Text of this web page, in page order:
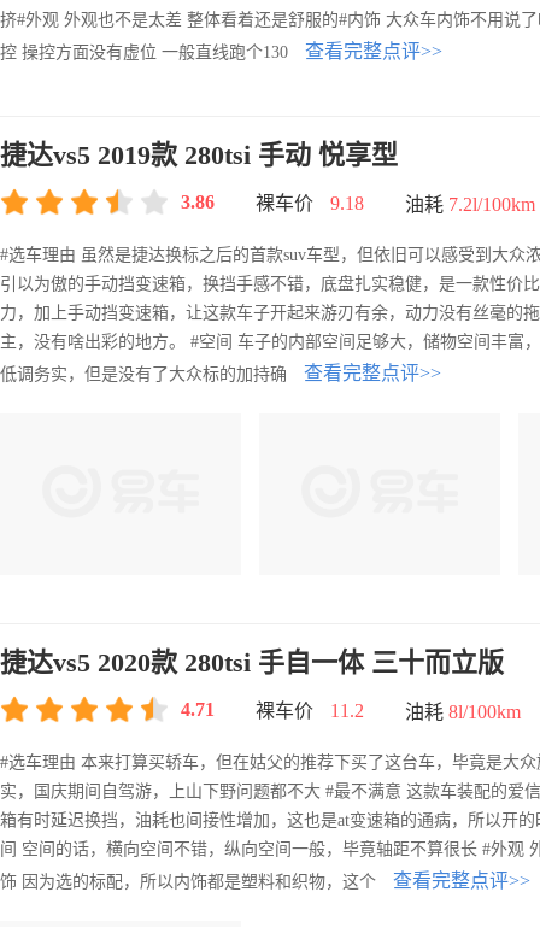
挤#外观 外观也不是太差 整体看着还是舒服的#内饰 大众车内饰不用说
控 操控方面没有虚位 一般直线跑个130
查看完整点评>>
捷达vs5 2019款 280tsi 手动 悦享型
3.86 裸车价 9.18 油耗 7.2l/100km
#选车理由 虽然是捷达换标之后的首款suv车型，但依旧可以感受到大众
引以为傲的手动挡变速箱，换挡手感不错，底盘扎实稳健，是一款性价
力，加上手动挡变速箱，让这款车子开起来游刃有余，动力没有丝毫的
主，没有啥出彩的地方。 #空间 车子的内部空间足够大，储物空间丰富
低调务实，但是没有了大众标的加持确
查看完整点评>>
捷达vs5 2020款 280tsi 手自一体 三十而立版
4.71 裸车价 11.2 油耗 8l/100km
#选车理由 本来打算买轿车，但在姑父的推荐下买了这台车，毕竟是大
实，国庆期间自驾游，上山下野问题都不大 #最不满意 这款车装配的爱
箱有时延迟换挡，油耗也间接性增加，这也是at变速箱的通病，所以开
间 空间的话，横向空间不错，纵向空间一般，毕竟轴距不算很长 #外观
饰 因为选的标配，所以内饰都是塑料和织物，这个
查看完整点评>>